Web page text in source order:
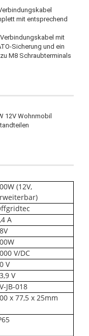
mit entsprechend
mit
Sicherung und ein
M8 Schraubterminals
12V Wohnmobil
(12V,
A
V/DC
V
V
JB-018
x 77,5 x 25mm